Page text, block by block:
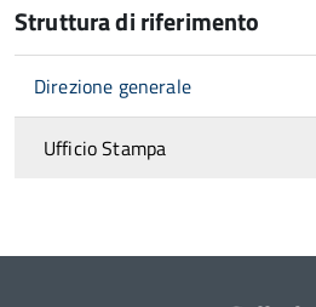
Struttura di riferimento
Direzione generale
Ufficio Stampa